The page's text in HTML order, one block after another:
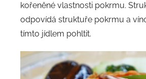
kořeněné vlastnosti pokrmu.
odpovídá struktuře pokrmu a
tímto jídlem pohltit.